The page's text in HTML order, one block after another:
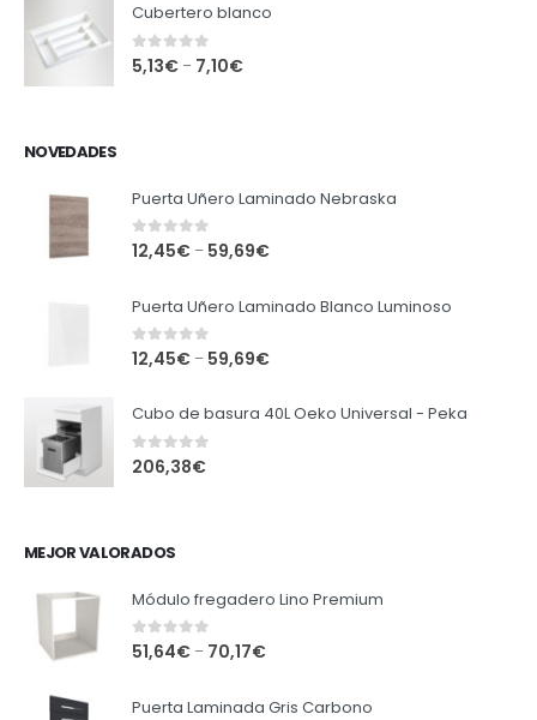
Cubertero blanco
0out of 5
5,13€ – 7,10€
NOVEDADES
Puerta Uñero Laminado Nebraska
0out of 5
12,45€ – 59,69€
Puerta Uñero Laminado Blanco Luminoso
0out of 5
12,45€ – 59,69€
Cubo de basura 40L Oeko Universal - Peka
0out of 5
206,38€
MEJOR VALORADOS
Módulo fregadero Lino Premium
0out of 5
51,64€ – 70,17€
Puerta Laminada Gris Carbono